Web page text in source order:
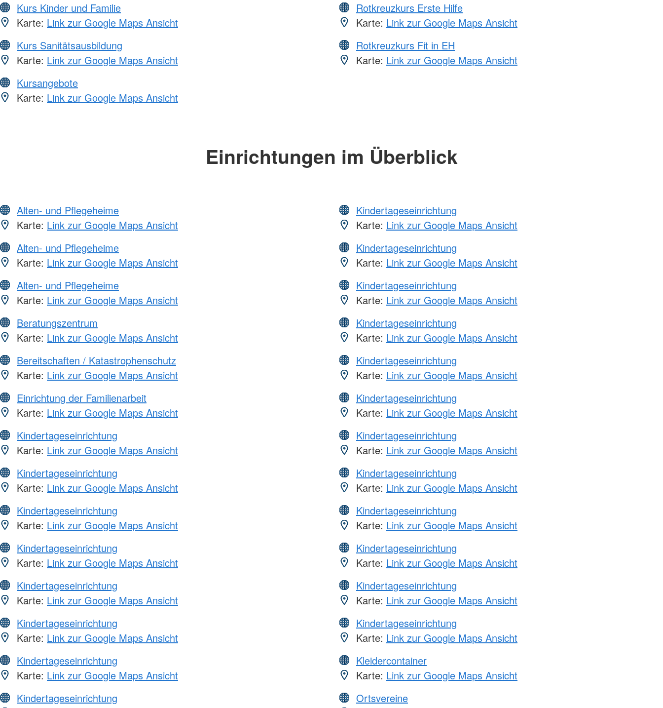
Kurs Kinder und Familie
Karte: Link zur Google Maps Ansicht
Kurs Sanitätsausbildung
Karte: Link zur Google Maps Ansicht
Kursangebote
Karte: Link zur Google Maps Ansicht
Rotkreuzkurs Erste Hilfe
Karte: Link zur Google Maps Ansicht
Rotkreuzkurs Fit in EH
Karte: Link zur Google Maps Ansicht
Einrichtungen im Überblick
Alten- und Pflegeheime
Karte: Link zur Google Maps Ansicht
Alten- und Pflegeheime
Karte: Link zur Google Maps Ansicht
Alten- und Pflegeheime
Karte: Link zur Google Maps Ansicht
Beratungszentrum
Karte: Link zur Google Maps Ansicht
Bereitschaften / Katastrophenschutz
Karte: Link zur Google Maps Ansicht
Einrichtung der Familienarbeit
Karte: Link zur Google Maps Ansicht
Kindertageseinrichtung
Karte: Link zur Google Maps Ansicht
Kindertageseinrichtung
Karte: Link zur Google Maps Ansicht
Kindertageseinrichtung
Karte: Link zur Google Maps Ansicht
Kindertageseinrichtung
Karte: Link zur Google Maps Ansicht
Kindertageseinrichtung
Karte: Link zur Google Maps Ansicht
Kindertageseinrichtung
Karte: Link zur Google Maps Ansicht
Kindertageseinrichtung
Karte: Link zur Google Maps Ansicht
Kindertageseinrichtung
Kindertageseinrichtung
Karte: Link zur Google Maps Ansicht
Kindertageseinrichtung
Karte: Link zur Google Maps Ansicht
Kindertageseinrichtung
Karte: Link zur Google Maps Ansicht
Kindertageseinrichtung
Karte: Link zur Google Maps Ansicht
Kindertageseinrichtung
Karte: Link zur Google Maps Ansicht
Kindertageseinrichtung
Karte: Link zur Google Maps Ansicht
Kindertageseinrichtung
Karte: Link zur Google Maps Ansicht
Kindertageseinrichtung
Karte: Link zur Google Maps Ansicht
Kindertageseinrichtung
Karte: Link zur Google Maps Ansicht
Kindertageseinrichtung
Karte: Link zur Google Maps Ansicht
Kindertageseinrichtung
Karte: Link zur Google Maps Ansicht
Kindertageseinrichtung
Karte: Link zur Google Maps Ansicht
Kleidercontainer
Karte: Link zur Google Maps Ansicht
Ortsvereine